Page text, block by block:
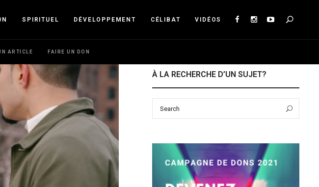
SPIRITUEL DÉVELOPPEMENT CÉLIBAT VIDÉOS
ARTICLE FAIRE UN DON
À LA RECHERCHE D’UN SUJET?